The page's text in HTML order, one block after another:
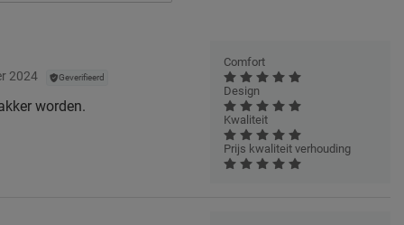
2024 Geverifieerd
worden.
Comfort
Design
Kwaliteit
Prijs kwaliteit verhouding